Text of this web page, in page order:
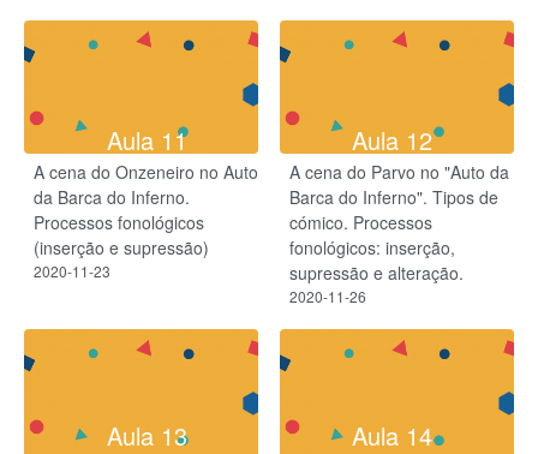
Aula 11
A cena do Onzeneiro no Auto
da Barca do Inferno.
Processos fonológicos
(inserção e supressão)
2020-11-23
Aula 12
A cena do Parvo no "Auto da
Barca do Inferno". Tipos de
cómico. Processos
fonológicos: inserção,
supressão e alteração.
2020-11-26
Aula 13 Aula 14